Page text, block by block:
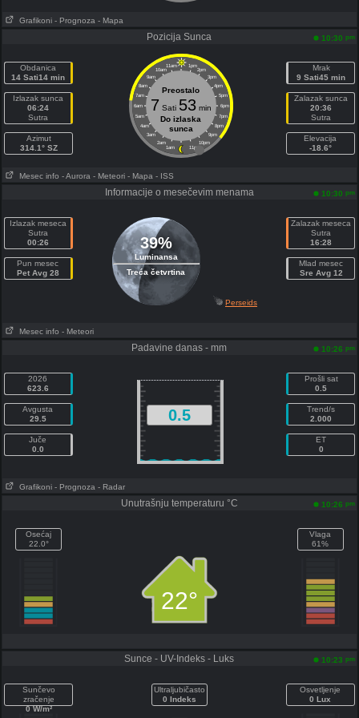
Grafikoni - Prognoza - Mapa
Pozicija Sunca 10:30 pm
Obdanica
14 Sati14 min
Izlazak sunca
06:24
Sutra
Azimut
314.1° SZ
11am 1pm
10am 2pm
9am 3pm
8am 4pm
7am 5pm
6am 6pm
5am 7pm
4am 8pm
3am 9pm
2am 10pm
1am 11pm
Preostalo
7 Sati 53min
Do izlaska
sunca
Mrak
9 Sati45 min
Zalazak sunca
20:36
Sutra
Elevacija
-18.6°
Mesec info - Aurora - Meteori - Mapa - ISS
Informacije o mesečevim menama 10:30 pm
Izlazak meseca
Sutra
00:26
Pun mesec
Pet Avg 28
39%
Luminansa
Treća četvrtina
Zalazak meseca
Sutra
16:28
Mlad mesec
Sre Avg 12
Perseids
Mesec info - Meteori
Padavine danas - mm 10:26 pm
2026
623.6
Avgusta
29.5
Juče
0.0
0.5
Prošli sat
0.5
Trend/s
2.000
ET
0
Grafikoni - Prognoza - Radar
Unutrašnju temperaturu °C 10:26 pm
Osećaj
22.0°
22°
Vlaga
61%
Sunce - UV-Indeks - Luks 10:23 pm
Sunčevo
zračenje
0 W/m²
Ultraljubičasto
0 Indeks
Osvetljenje
0 Lux